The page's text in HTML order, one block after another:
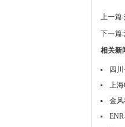
上一篇:
下一篇:
相关新
四
上
金风